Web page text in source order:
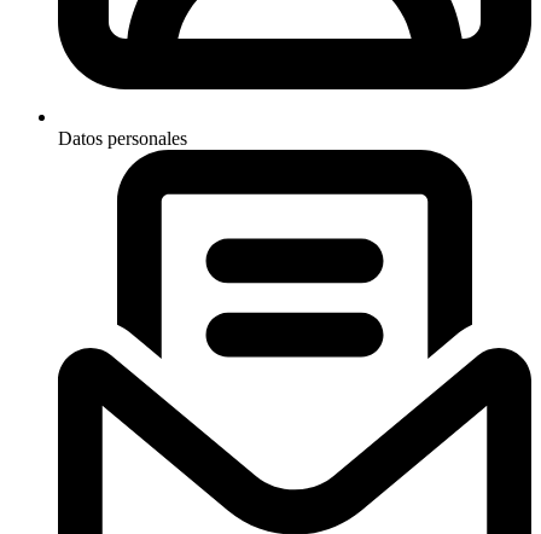
Datos personales